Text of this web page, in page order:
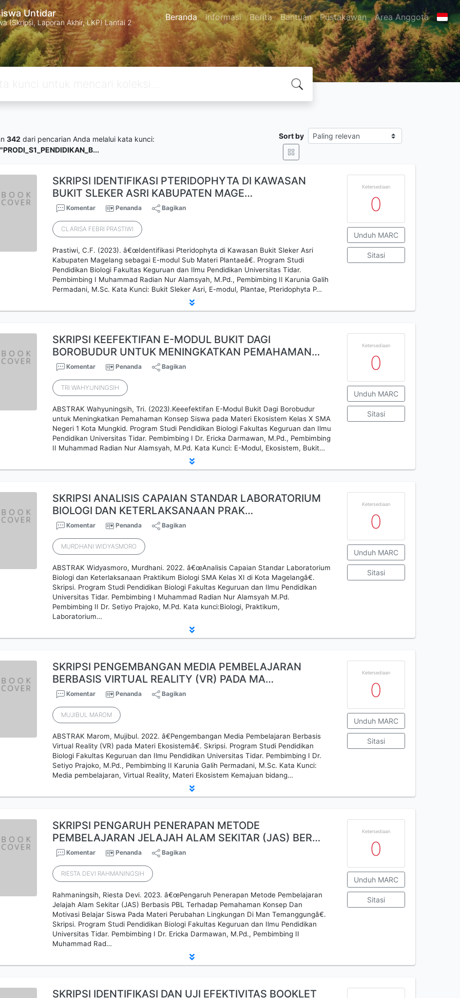
Untidar
(Skripsi, Laporan Akhir, LKP) Lantai 2 Beranda Informasi Berita Bantuan Pustakawan Area Anggota
342 dari pencarian Anda melalui kata kunci:
Sort by
SKRIPSI IDENTIFIKASI PTERIDOPHYTA DI KAWASAN
BUKIT SLEKER ASRI KABUPATEN MAGE…
Komentar Penanda Bagikan
CLARISA FEBRI PRASTIWI
Prastiwi, C.F. (2023). â€œIdentifikasi Pteridophyta di Kawasan Bukit Sleker Asri
Kabupaten Magelang sebagai E-modul Sub Materi Plantaeâ€. Program Studi
Pendidikan Biologi Fakultas Keguruan dan Ilmu Pendidikan Universitas Tidar.
Pembimbing I Muhammad Radian Nur Alamsyah, M.Pd., Pembimbing II Karunia Galih
Permadani, M.Sc. Kata Kunci: Bukit Sleker Asri, E-modul, Plantae, Pteridophyta P…
Ketersediaan
0
Unduh MARC
Sitasi
SKRIPSI KEEFEKTIFAN E-MODUL BUKIT DAGI
BOROBUDUR UNTUK MENINGKATKAN PEMAHAMAN…
Komentar Penanda Bagikan
TRI WAHYUNINGSIH
ABSTRAK Wahyuningsih, Tri. (2023).Keeefektifan E-Modul Bukit Dagi Borobudur
untuk Meningkatkan Pemahaman Konsep Siswa pada Materi Ekosistem Kelas X SMA
Negeri 1 Kota Mungkid. Program Studi Pendidikan Biologi Fakultas Keguruan dan Ilmu
Pendidikan Universitas Tidar. Pembimbing I Dr. Ericka Darmawan, M.Pd., Pembimbing
II Muhammad Radian Nur Alamsyah, M.Pd. Kata Kunci: E-Modul, Ekosistem, Bukit…
Ketersediaan
0
Unduh MARC
Sitasi
SKRIPSI ANALISIS CAPAIAN STANDAR LABORATORIUM
BIOLOGI DAN KETERLAKSANAAN PRAK…
Komentar Penanda Bagikan
MURDHANI WIDYASMORO
ABSTRAK Widyasmoro, Murdhani. 2022. â€œAnalisis Capaian Standar Laboratorium
Biologi dan Keterlaksanaan Praktikum Biologi SMA Kelas XI di Kota Magelangâ€.
Skripsi. Program Studi Pendidikan Biologi Fakultas Keguruan dan Ilmu Pendidikan
Universitas Tidar. Pembimbing I Muhammad Radian Nur Alamsyah M.Pd.
Pembimbing II Dr. Setiyo Prajoko, M.Pd. Kata kunci:Biologi, Praktikum,
Laboratorium…
Ketersediaan
0
Unduh MARC
Sitasi
SKRIPSI PENGEMBANGAN MEDIA PEMBELAJARAN
BERBASIS VIRTUAL REALITY (VR) PADA MA…
Komentar Penanda Bagikan
MUJIBUL MAROM
ABSTRAK Marom, Mujibul. 2022. â€Pengembangan Media Pembelajaran Berbasis
Virtual Reality (VR) pada Materi Ekosistemâ€. Skripsi. Program Studi Pendidikan
Biologi Fakultas Keguruan dan Ilmu Pendidikan Universitas Tidar. Pembimbing I Dr.
Setiyo Prajoko, M.Pd., Pembimbing II Karunia Galih Permadani, M.Sc. Kata Kunci:
Media pembelajaran, Virtual Reality, Materi Ekosistem Kemajuan bidang…
Ketersediaan
0
Unduh MARC
Sitasi
SKRIPSI PENGARUH PENERAPAN METODE
PEMBELAJARAN JELAJAH ALAM SEKITAR (JAS) BER…
Komentar Penanda Bagikan
RIESTA DEVI RAHMANINGSIH
Rahmaningsih, Riesta Devi. 2023. â€œPengaruh Penerapan Metode Pembelajaran
Jelajah Alam Sekitar (JAS) Berbasis PBL Terhadap Pemahaman Konsep Dan
Motivasi Belajar Siswa Pada Materi Perubahan Lingkungan Di Man Temanggungâ€.
Skripsi. Program Studi Pendidikan Biologi Fakultas Keguruan dan Ilmu Pendidikan
Universitas Tidar. Pembimbing I Dr. Ericka Darmawan, M.Pd., Pembimbing II
Muhammad Rad…
Ketersediaan
0
Unduh MARC
Sitasi
SKRIPSI IDENTIFIKASI DAN UJI EFEKTIVITAS BOOKLET